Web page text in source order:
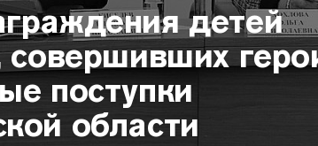
детей
совершивших
поступки
области